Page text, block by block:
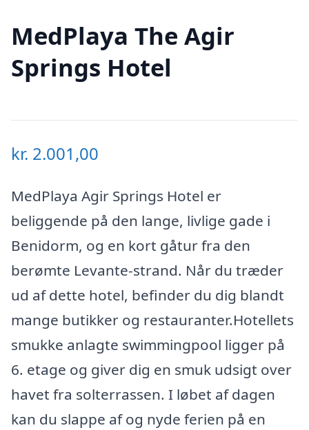
MedPlaya The Agir
Springs Hotel
kr. 2.001,00
MedPlaya Agir Springs Hotel er
beliggende på den lange, livlige gade i
Benidorm, og en kort gåtur fra den
berømte Levante-strand. Når du træder
ud af dette hotel, befinder du dig blandt
mange butikker og restauranter.Hotellets
smukke anlagte swimmingpool ligger på
6. etage og giver dig en smuk udsigt over
havet fra solterrassen. I løbet af dagen
kan du slappe af og nyde ferien på en